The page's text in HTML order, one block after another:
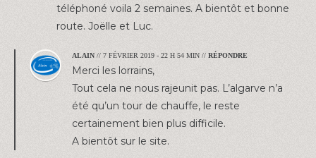
téléphoné voila 2 semaines. A bientôt et bonne
route. Joëlle et Luc.
ALAIN // 7 FÉVRIER 2019 - 22 H 54 MIN // RÉPONDRE
Merci les lorrains,
Tout cela ne nous rajeunit pas. L’algarve n’a
été qu’un tour de chauffe, le reste
certainement bien plus difficile.
A bientôt sur le site.